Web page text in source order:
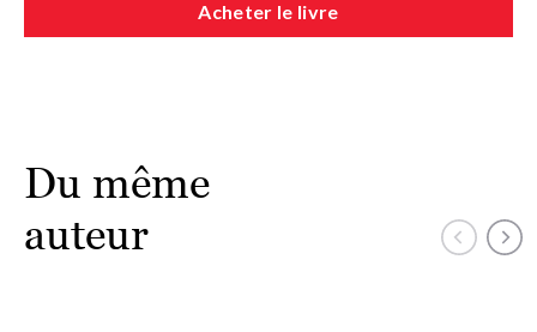
Acheter le livre
Du même
auteur